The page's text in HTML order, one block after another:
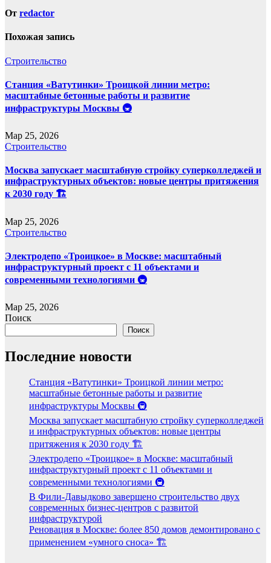
От redactor
Похожая запись
Строительство
Станция «Ватутинки» Троицкой линии метро:
масштабные бетонные работы и развитие
инфраструктуры Москвы 🚇
Мар 25, 2026
Строительство
Москва запускает масштабную стройку суперколледжей и
инфраструктурных объектов: новые центры притяжения
к 2030 году 🏗️
Мар 25, 2026
Строительство
Электродепо «Троицкое» в Москве: масштабный
инфраструктурный проект с 11 объектами и
современными технологиями 🚇
Мар 25, 2026
Поиск
Поиск
Последние новости
Станция «Ватутинки» Троицкой линии метро:
масштабные бетонные работы и развитие
инфраструктуры Москвы 🚇
Москва запускает масштабную стройку суперколледжей
и инфраструктурных объектов: новые центры
притяжения к 2030 году 🏗️
Электродепо «Троицкое» в Москве: масштабный
инфраструктурный проект с 11 объектами и
современными технологиями 🚇
В Фили-Давыдково завершено строительство двух
современных бизнес-центров с развитой
инфраструктурой
Реновация в Москве: более 850 домов демонтировано с
применением «умного сноса» 🏗️